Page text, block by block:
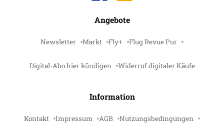
Angebote
Newsletter Markt Fly+ Flug Revue Pur
Digital-Abo hier kündigen Widerruf digitaler Käufe
Information
Kontakt Impressum AGB Nutzungsbedingungen